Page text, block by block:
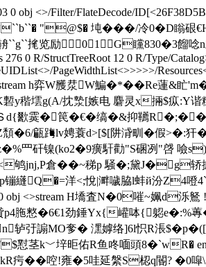
0 obj <>/Filter/FlateDecode/
"@$� 坉� ��/冷0�D瞈
h辀``g``毮览励01 G矘830�3
276 0 R/StructTreeRoot 12 0 R/Type/
>/PageWidthList<>>>>>/
h弈W雘汬W鯿�*��Re蓮&盳
磛y稭墵g(A/抌漐[嫉电 麏灵x掚$疭
歠霙�笢�€�缟�&抑韉
�6/甂踇lv娉蓑d>[$[阱浳甽�假>�:
矸镍(kо2�9癀馯勸"S碅冽"啔 噞
jnj,P倉��~稊p 騒�;黛J�g轿
p镚纄Q�=洋<;悅|溿噦脇l蚌й汾Z4
obj <>stream H墧査N�0嗺~姵d泺鴑 !
p4胣憗�6€1劲錘Yx{巏呠{躵
弙謆MO奓� 潶嫭络]6l怾R涱
懟茎k﹀垶昛佑R鱼咚喕頭
疞��啌!雍�5哇延縏S梕q閽